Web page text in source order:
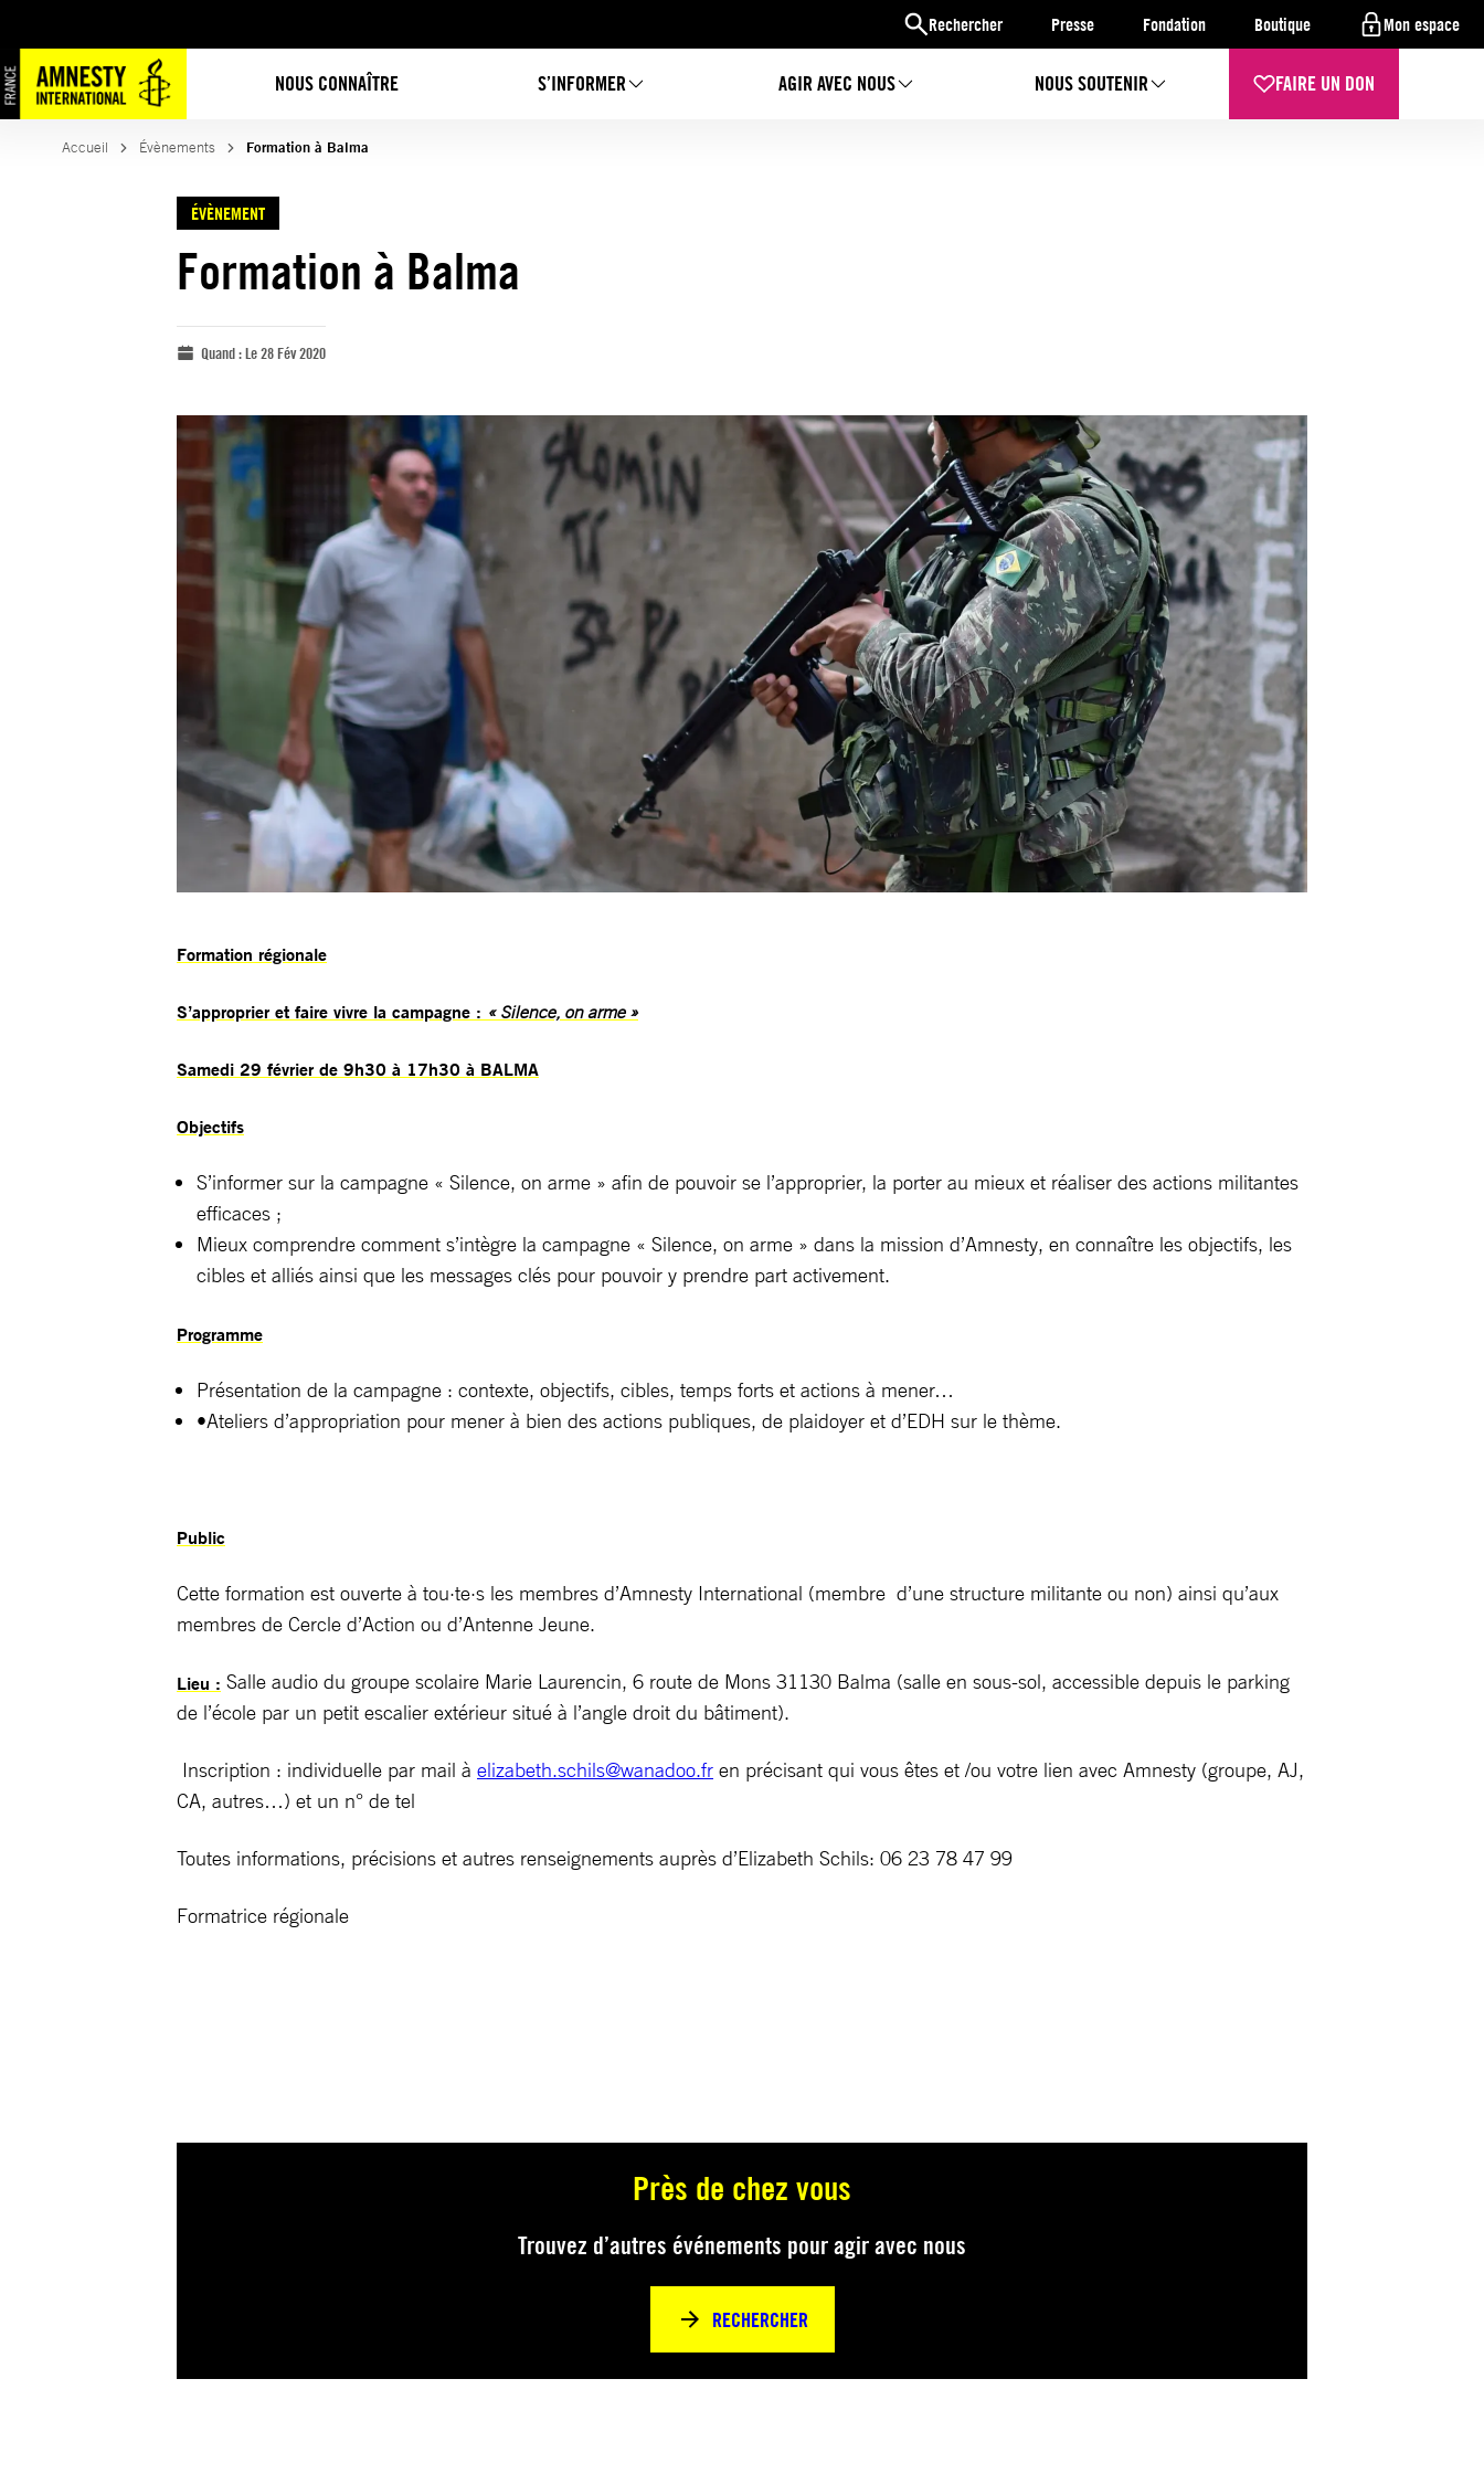
Rechercher Presse Fondation Boutique Mon espace
NOUS CONNAÎTRE S’INFORMER AGIR AVEC NOUS NOUS SOUTENIR FAIRE UN DON
Accueil Évènements Formation à Balma
ÉVÈNEMENT
Formation à Balma
Quand :Le 28 Fév 2020
Formation régionale
S’approprier et faire vivre la campagne : « Silence, on arme »
Samedi 29 février de 9h30 à 17h30 à BALMA
Objectifs
S’informer sur la campagne « Silence, on arme » afin de pouvoir se l’approprier, la porter au mieux et réaliser des actions militantes
efficaces ;
Mieux comprendre comment s’intègre la campagne « Silence, on arme » dans la mission d’Amnesty, en connaître les objectifs, les
cibles et alliés ainsi que les messages clés pour pouvoir y prendre part activement.
Programme
Présentation de la campagne : contexte, objectifs, cibles, temps forts et actions à mener…
•Ateliers d’appropriation pour mener à bien des actions publiques, de plaidoyer et d’EDH sur le thème.
Public
Cette formation est ouverte à tou·te·s les membres d’Amnesty International (membre d’une structure militante ou non) ainsi qu’aux
membres de Cercle d’Action ou d’Antenne Jeune.
Lieu : Salle audio du groupe scolaire Marie Laurencin, 6 route de Mons 31130 Balma (salle en sous-sol, accessible depuis le parking
de l’école par un petit escalier extérieur situé à l’angle droit du bâtiment).
Inscription : individuelle par mail à elizabeth.schils@wanadoo.fr en précisant qui vous êtes et /ou votre lien avec Amnesty (groupe, AJ,
CA, autres…) et un n° de tel
Toutes informations, précisions et autres renseignements auprès d’Elizabeth Schils: 06 23 78 47 99
Formatrice régionale
Près de chez vous
Trouvez d’autres événements pour agir avec nous
RECHERCHER